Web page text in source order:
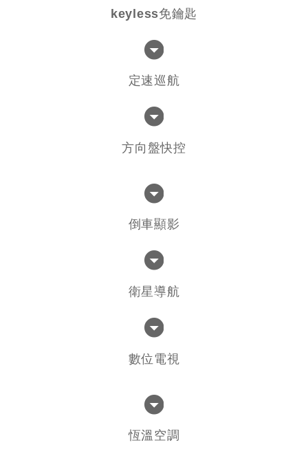
keyless免鑰匙
定速巡航
方向盤快控
倒車顯影
衛星導航
數位電視
恆溫空調